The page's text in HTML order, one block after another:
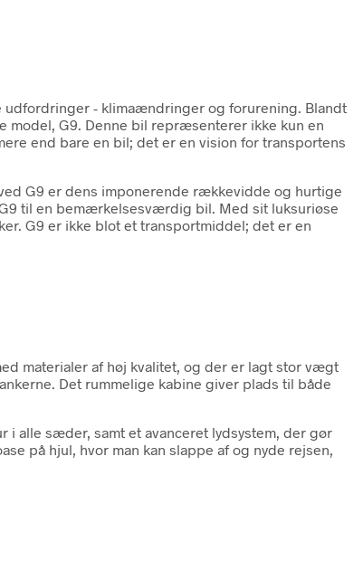
udfordringer - klimaændringer og forurening. Blandt
model, G9. Denne bil repræsenterer ikke kun en
end bare en bil; det er en vision for transportens
G9 er dens imponerende rækkevidde og hurtige
til en bemærkelsesværdig bil. Med sit luksuriøse
G9 er ikke blot et transportmiddel; det er en
materialer af høj kvalitet, og der er lagt stor vægt
Det rummelige kabine giver plads til både
alle sæder, samt et avanceret lydsystem, der gør
på hjul, hvor man kan slappe af og nyde rejsen,